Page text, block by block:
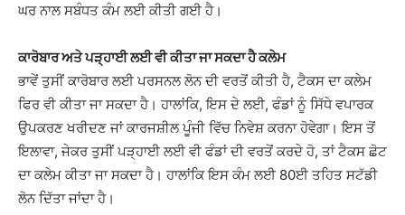
ਘਰ ਨਾਲ ਸਬੰਧਤ ਕੰਮ ਲਈ ਕੀਤੀ ਗਈ ਹੈ।
ਕਾਰੋਬਾਰ ਅਤੇ ਪੜ੍ਹਾਈ ਲਈ ਵੀ ਕੀਤਾ ਜਾ ਸਕਦਾ ਹੈ ਕਲੇਮ
ਭਾਵੇਂ ਤੁਸੀਂ ਕਾਰੋਬਾਰ ਲਈ ਪਰਸਨਲ ਲੋਨ ਦੀ ਵਰਤੋਂ ਕੀਤੀ ਹੈ, ਟੈਕਸ ਦਾ ਕਲੇਮ
ਫਿਰ ਵੀ ਕੀਤਾ ਜਾ ਸਕਦਾ ਹੈ। ਹਾਲਾਂਕਿ, ਇਸ ਦੇ ਲਈ, ਫੰਡਾਂ ਨੂੰ ਸਿੱਧੇ ਵਪਾਰਕ
ਉਪਕਰਣ ਖਰੀਦਣ ਜਾਂ ਕਾਰਜਸ਼ੀਲ ਪੂੰਜੀ ਵਿੱਚ ਨਿਵੇਸ਼ ਕਰਨਾ ਹੋਵੇਗਾ। ਇਸ ਤੋਂ
ਇਲਾਵਾ, ਜੇਕਰ ਤੁਸੀਂ ਪੜ੍ਹਾਈ ਲਈ ਵੀ ਫੰਡਾਂ ਦੀ ਵਰਤੋਂ ਕਰਦੇ ਹੋ, ਤਾਂ ਟੈਕਸ ਛੋਟ
ਦਾ ਕਲੇਮ ਕੀਤਾ ਜਾ ਸਕਦਾ ਹੈ। ਹਾਲਾਂਕਿ ਇਸ ਕੰਮ ਲਈ 80ਈ ਤਹਿਤ ਸਟੱਡੀ
ਲੋਨ ਦਿੱਤਾ ਜਾਂਦਾ ਹੈ।